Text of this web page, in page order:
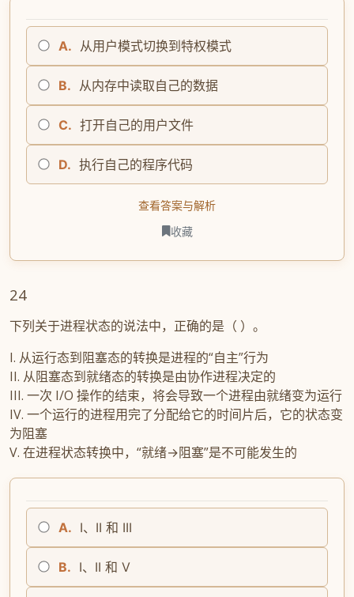
A. 从用户模式切换到特权模式
B. 从内存中读取自己的数据
C. 打开自己的用户文件
D. 执行自己的程序代码
查看答案与解析
收藏
24
下列关于进程状态的说法中，正确的是（ ）。
I. 从运行态到阻塞态的转换是进程的“自主”行为
II. 从阻塞态到就绪态的转换是由协作进程决定的
III. 一次 I/O 操作的结束，将会导致一个进程由就绪变为运行
IV. 一个运行的进程用完了分配给它的时间片后，它的状态变
为阻塞
V. 在进程状态转换中，“就绪→阻塞”是不可能发生的
A. I、II 和 III
B. I、II 和 V